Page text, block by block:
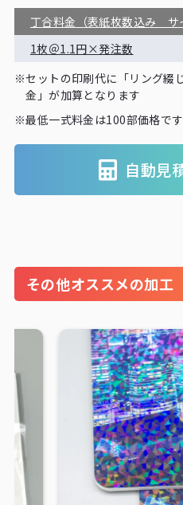
丁合料金（表紙枚数込み サ
1枚＠1.1円×発注数
※セットの印刷代に「リング綴
金」が加算となります
※最低一式料金は100部価格です
自動見
その他オススメの加工